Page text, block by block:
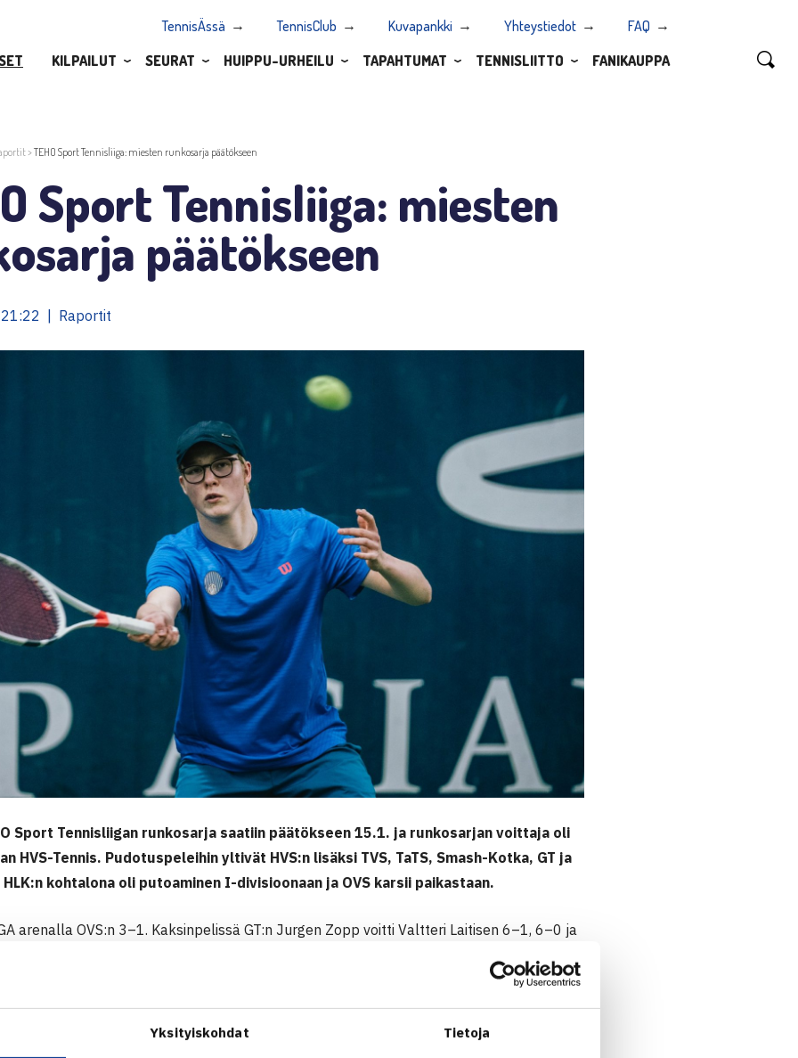
Yksityiskohdat Tietoja
TennisÄssä TennisClub Kuvapankki Yhteystiedot
FAQ
KILPAILUT SEURAT HUIPPU-URHEILU TAPAHTUMAT TENNISLIITTO FANIKAUPPA
>TEHO Sport Tennisliiga: miesten runkosarja päätökseen
Sport Tennisliiga: miesten
päätökseen
| Raportit
Sport Tennisliigan runkosarja saatiin päätökseen 15.1. ja runkosarjan voittaja oli
HVS-Tennis. Pudotuspeleihin yltivät HVS:n lisäksi TVS, TaTS, Smash-Kotka, GT ja
HLK:n kohtalona oli putoaminen I-divisioonaan ja OVS karsii paikastaan.
arenalla OVS:n 3–1. Kaksinpelissä GT:n Jurgen Zopp voitti Valtteri Laitisen 6–1, 6–0 ja
erin 6–2, 6–4. Nelinpelissä Zopp / Paukku voittivat Laitisen ja Niila-Tapio Maggan